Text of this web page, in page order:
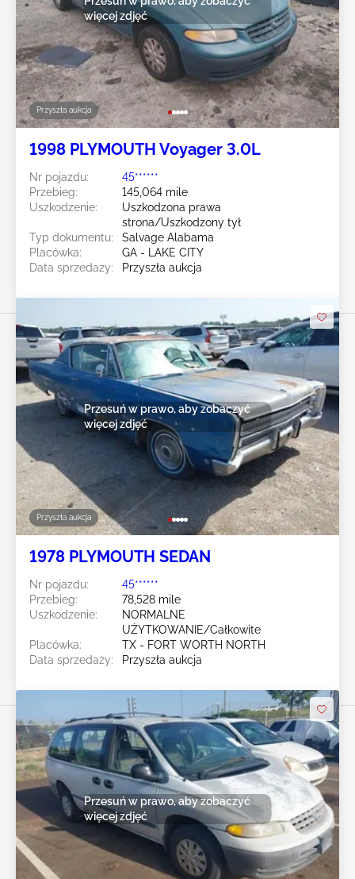
Przyszła aukcja
więcej zdjęć
1998 PLYMOUTH Voyager 3.0L
Nr pojazdu:
45******
Przebieg:
145,064 mile
Uszkodzenie:
Uszkodzona prawa
strona/Uszkodzony tył
Typ dokumentu:
Salvage Alabama
Placówka:
GA - LAKE CITY
Data sprzedaży:
Przyszła aukcja
Przyszła aukcja
Przesuń w prawo, aby zobaczyć
więcej zdjęć
1978 PLYMOUTH SEDAN
Nr pojazdu:
45******
Przebieg:
78,528 mile
Uszkodzenie:
NORMALNE
UŻYTKOWANIE/Całkowite
Placówka:
TX - FORT WORTH NORTH
Data sprzedaży:
Przyszła aukcja
Przesuń w prawo, aby zobaczyć
więcej zdjęć